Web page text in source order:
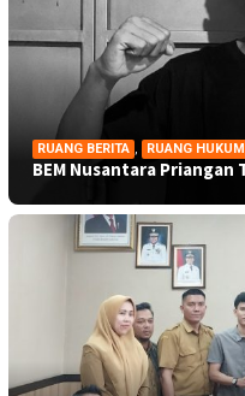
RUANG BERITA , RUANG HUKUM
BEM Nusantara